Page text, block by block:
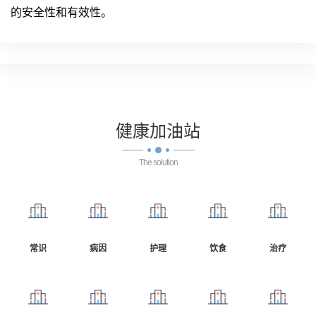
的安全性和有效性。
健康加油站
The solution
常识 病因 护理 饮食 治疗